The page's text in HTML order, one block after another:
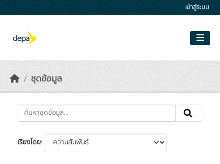
เข้าสู่ระบบ
ชุดข้อมูล
เรียงโดย